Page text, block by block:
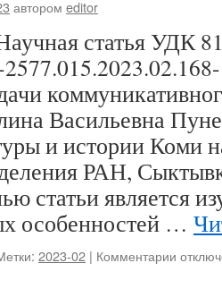
лиц
у
эрзи
(на
с.
Старая
автором editor
статья УДК
Васильевна
и истории Коми
РАН,
статьи является
особенностей …
2023-02 | Комментарии к